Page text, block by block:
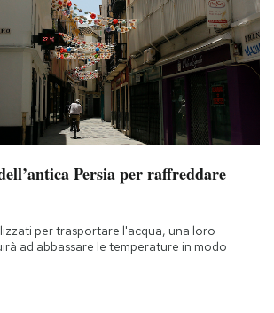
Persia per raffreddare
per trasportare l'acqua, una loro
ad abbassare le temperature in modo